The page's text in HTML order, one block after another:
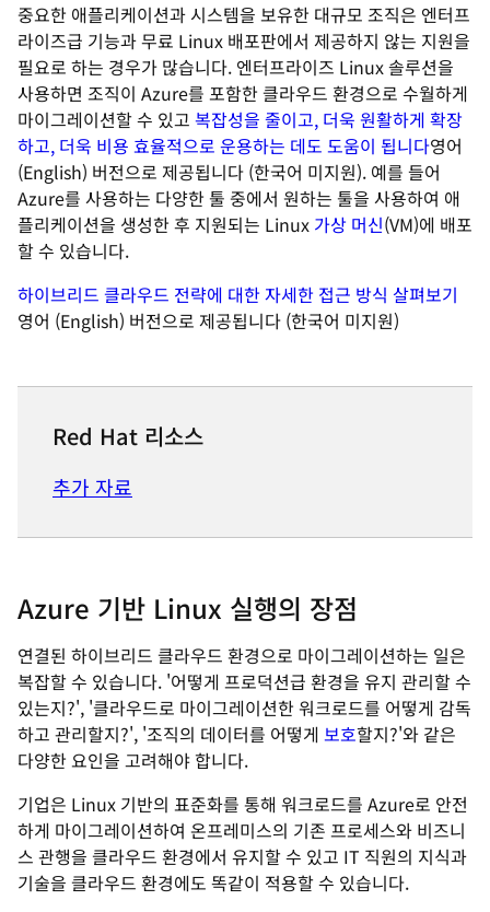
중요한 애플리케이션과 시스템을 보유한 대규모 조직은 엔터프
라이즈급 기능과 무료 Linux 배포판에서 제공하지 않는 지원을
필요로 하는 경우가 많습니다. 엔터프라이즈 Linux 솔루션을
사용하면 조직이 Azure를 포함한 클라우드 환경으로 수월하게
마이그레이션할 수 있고 복잡성을 줄이고, 더욱 원활하게 확장
하고, 더욱 비용 효율적으로 운용하는 데도 도움이 됩니다영어
(English) 버전으로 제공됩니다 (한국어 미지원). 예를 들어
Azure를 사용하는 다양한 툴 중에서 원하는 툴을 사용하여 애
플리케이션을 생성한 후 지원되는 Linux 가상 머신(VM)에 배포
할 수 있습니다.
하이브리드 클라우드 전략에 대한 자세한 접근 방식 살펴보기
영어 (English) 버전으로 제공됩니다 (한국어 미지원)
Red Hat 리소스
추가 자료
Azure 기반 Linux 실행의 장점
연결된 하이브리드 클라우드 환경으로 마이그레이션하는 일은
복잡할 수 있습니다. '어떻게 프로덕션급 환경을 유지 관리할 수
있는지?', '클라우드로 마이그레이션한 워크로드를 어떻게 감독
하고 관리할지?', '조직의 데이터를 어떻게 보호할지?'와 같은
다양한 요인을 고려해야 합니다.
기업은 Linux 기반의 표준화를 통해 워크로드를 Azure로 안전
하게 마이그레이션하여 온프레미스의 기존 프로세스와 비즈니
스 관행을 클라우드 환경에서 유지할 수 있고 IT 직원의 지식과
기술을 클라우드 환경에도 똑같이 적용할 수 있습니다.